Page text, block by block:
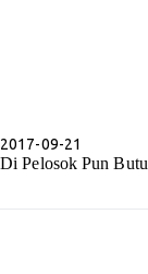
2017-09-21
Di Pelosok Pun